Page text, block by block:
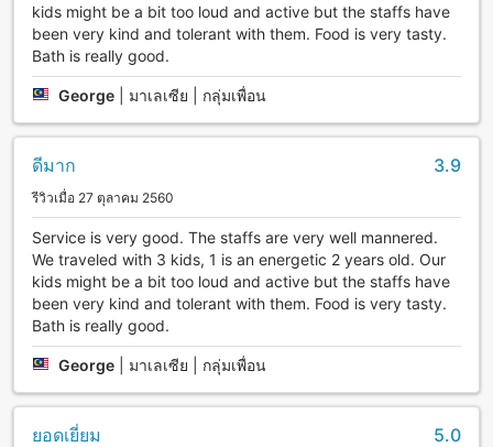
kids might be a bit too loud and active but the staffs have
been very kind and tolerant with them. Food is very tasty.
Bath is really good.
George มาเลเซีย | กลุ่มเพื่อน
ดีมาก 3.9
รีวิวเมื่อ 27 ตุลาคม 2560
Service is very good. The staffs are very well mannered.
We traveled with 3 kids, 1 is an energetic 2 years old. Our
kids might be a bit too loud and active but the staffs have
been very kind and tolerant with them. Food is very tasty.
Bath is really good.
George มาเลเซีย | กลุ่มเพื่อน
ยอดเยี่ยม 5.0